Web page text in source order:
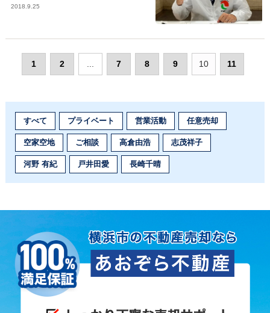
2018.9.25
1 2 7 8 9 10 11
すべて プライベート 営業活動 任意売却
空家空地 ご相談 高倉由浩 志茂祥子
河野 有紀 戸井田愛 長崎千晴